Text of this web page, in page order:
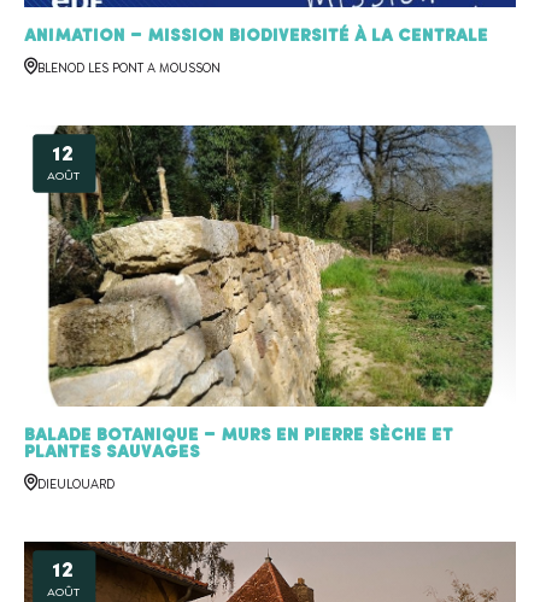
Animation – Mission biodiversité à la centrale
BLENOD LES PONT A MOUSSON
12
AOÛT
Balade Botanique – Murs en pierre sèche et
plantes sauvages
DIEULOUARD
12
AOÛT